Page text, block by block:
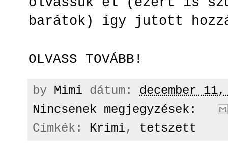
barátok) így jutott
OLVASS TOVÁBB!
by Mimi dátum: december
Nincsenek megjegyzések:
Címkék: Krimi, tetszett